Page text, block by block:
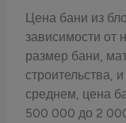
Цена бани из
зависимости от
размер бани,
строительства,
среднем, цена
500 000 до 2